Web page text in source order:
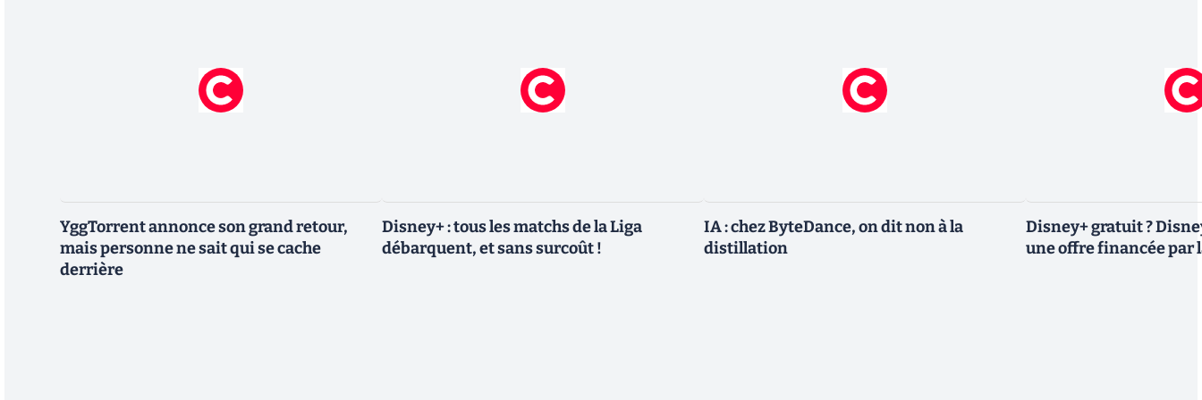
YggTorrent annonce son grand retour,
mais personne ne sait qui se cache
derrière
Disney+ : tous les matchs de la Liga
débarquent, et sans surcoût !
IA : chez ByteDance, on dit non à la
distillation
Disney+ gratuit ?
une offre financée par